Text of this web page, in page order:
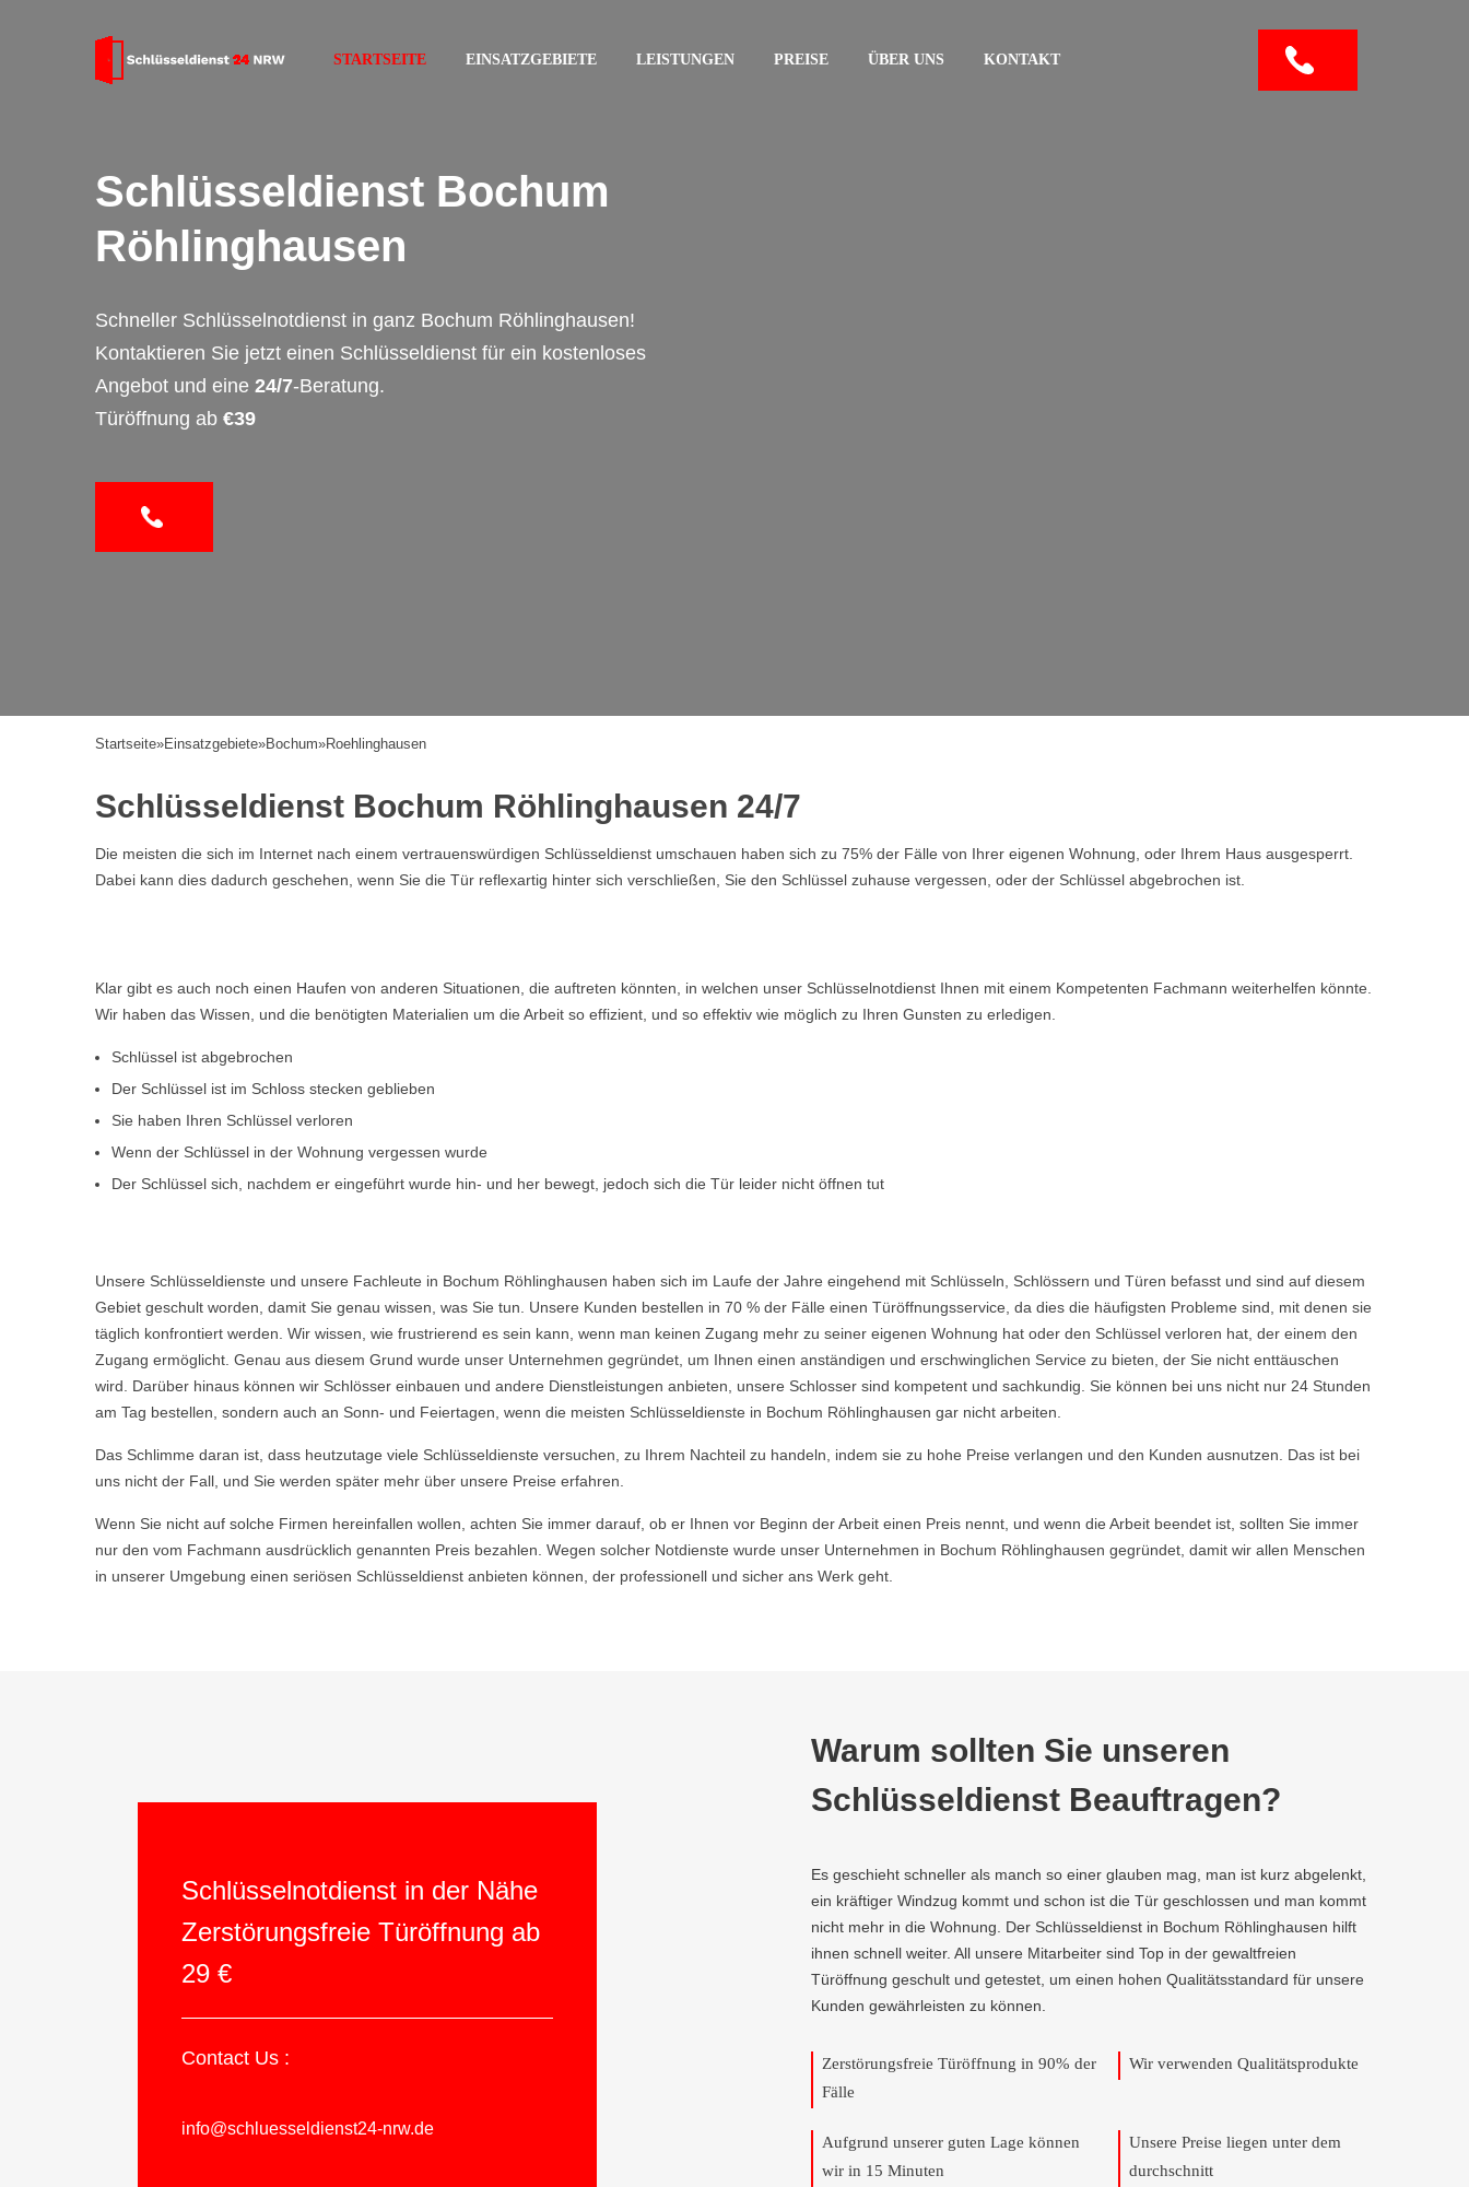
STARTSEITE EINSATZGEBIETE LEISTUNGEN PREISE ÜBER UNS KONTAKT
Schlüsseldienst Bochum
Röhlinghausen
Schneller Schlüsselnotdienst in ganz Bochum Röhlinghausen!
Kontaktieren Sie jetzt einen Schlüsseldienst für ein kostenloses
Angebot und eine 24/7-Beratung.
Türöffnung ab €39
Startseite»Einsatzgebiete»Bochum»Roehlinghausen
Schlüsseldienst Bochum Röhlinghausen 24/7
Die meisten die sich im Internet nach einem vertrauenswürdigen Schlüsseldienst umschauen haben sich zu 75% der Fälle von Ihrer eigenen Wohnung, oder Ihrem Haus ausgesperrt.
Dabei kann dies dadurch geschehen, wenn Sie die Tür reflexartig hinter sich verschließen, Sie den Schlüssel zuhause vergessen, oder der Schlüssel abgebrochen ist.
Klar gibt es auch noch einen Haufen von anderen Situationen, die auftreten könnten, in welchen unser Schlüsselnotdienst Ihnen mit einem Kompetenten Fachmann weiterhelfen könnte.
Wir haben das Wissen, und die benötigten Materialien um die Arbeit so effizient, und so effektiv wie möglich zu Ihren Gunsten zu erledigen.
Schlüssel ist abgebrochen
Der Schlüssel ist im Schloss stecken geblieben
Sie haben Ihren Schlüssel verloren
Wenn der Schlüssel in der Wohnung vergessen wurde
Der Schlüssel sich, nachdem er eingeführt wurde hin- und her bewegt, jedoch sich die Tür leider nicht öffnen tut
Unsere Schlüsseldienste und unsere Fachleute in Bochum Röhlinghausen haben sich im Laufe der Jahre eingehend mit Schlüsseln, Schlössern und Türen befasst und sind auf diesem
Gebiet geschult worden, damit Sie genau wissen, was Sie tun. Unsere Kunden bestellen in 70 % der Fälle einen Türöffnungsservice, da dies die häufigsten Probleme sind, mit denen sie
täglich konfrontiert werden. Wir wissen, wie frustrierend es sein kann, wenn man keinen Zugang mehr zu seiner eigenen Wohnung hat oder den Schlüssel verloren hat, der einem den
Zugang ermöglicht. Genau aus diesem Grund wurde unser Unternehmen gegründet, um Ihnen einen anständigen und erschwinglichen Service zu bieten, der Sie nicht enttäuschen
wird. Darüber hinaus können wir Schlösser einbauen und andere Dienstleistungen anbieten, unsere Schlosser sind kompetent und sachkundig. Sie können bei uns nicht nur 24 Stunden
am Tag bestellen, sondern auch an Sonn- und Feiertagen, wenn die meisten Schlüsseldienste in Bochum Röhlinghausen gar nicht arbeiten.
Das Schlimme daran ist, dass heutzutage viele Schlüsseldienste versuchen, zu Ihrem Nachteil zu handeln, indem sie zu hohe Preise verlangen und den Kunden ausnutzen. Das ist bei
uns nicht der Fall, und Sie werden später mehr über unsere Preise erfahren.
Wenn Sie nicht auf solche Firmen hereinfallen wollen, achten Sie immer darauf, ob er Ihnen vor Beginn der Arbeit einen Preis nennt, und wenn die Arbeit beendet ist, sollten Sie immer
nur den vom Fachmann ausdrücklich genannten Preis bezahlen. Wegen solcher Notdienste wurde unser Unternehmen in Bochum Röhlinghausen gegründet, damit wir allen Menschen
in unserer Umgebung einen seriösen Schlüsseldienst anbieten können, der professionell und sicher ans Werk geht.
Schlüsselnotdienst in der Nähe
Zerstörungsfreie Türöffnung ab
29 €
Contact Us :
info@schluesseldienst24-nrw.de
Warum sollten Sie unseren
Schlüsseldienst Beauftragen?
Es geschieht schneller als manch so einer glauben mag, man ist kurz abgelenkt,
ein kräftiger Windzug kommt und schon ist die Tür geschlossen und man kommt
nicht mehr in die Wohnung. Der Schlüsseldienst in Bochum Röhlinghausen hilft
ihnen schnell weiter. All unsere Mitarbeiter sind Top in der gewaltfreien
Türöffnung geschult und getestet, um einen hohen Qualitätsstandard für unsere
Kunden gewährleisten zu können.
Zerstörungsfreie Türöffnung in 90% der
Fälle
Wir verwenden Qualitätsprodukte
Aufgrund unserer guten Lage können
wir in 15 Minuten
Unsere Preise liegen unter dem
durchschnitt